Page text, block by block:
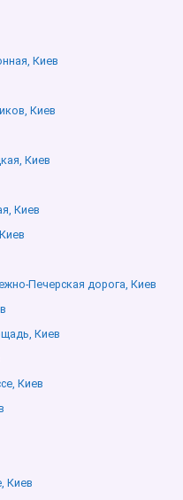
Киев
Киев
Киев
Киев
Печерская дорога, Киев
Киев
Киев
Киев